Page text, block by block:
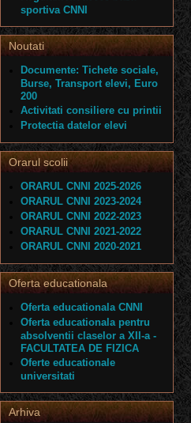
sportiva CNNI
Noutati
Documente: Tichete sociale,
Burse, Transport elevi, Euro
200
Activitati consiliere cu printii
Protectia datelor elevi
Orarul scolii
ORARUL CNNI 2025-2026
ORARUL CNNI 2023-2024
ORARUL CNNI 2022-2023
ORARUL CNNI 2021-2022
ORARUL CNNI 2020-2021
Oferta educationala
Oferta educationala CNNI
Oferta educationala pentru
absolventii claselor a XII-a -
FACULTATEA DE FIZICA
Oferte educationale
universitati
Arhiva